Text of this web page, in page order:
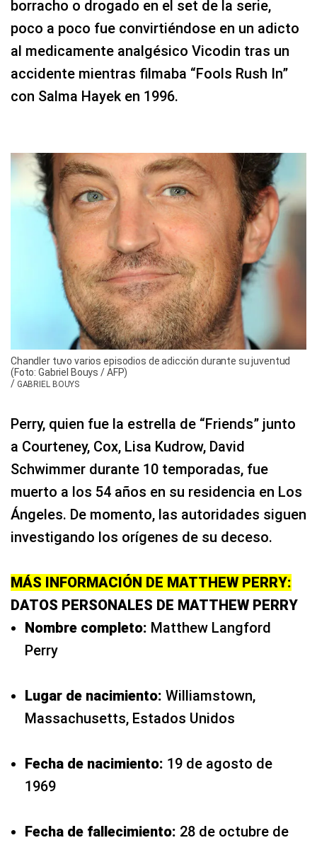
borracho o drogado en el set de la serie,
poco a poco fue convirtiéndose en un adicto
al medicamente analgésico Vicodin tras un
accidente mientras filmaba “Fools Rush In”
con Salma Hayek en 1996.
Chandler tuvo varios episodios de adicción durante su juventud
(Foto: Gabriel Bouys / AFP)
/ GABRIEL BOUYS
Perry, quien fue la estrella de “Friends” junto
a Courteney, Cox, Lisa Kudrow, David
Schwimmer durante 10 temporadas, fue
muerto a los 54 años en su residencia en Los
Ángeles. De momento, las autoridades siguen
investigando los orígenes de su deceso.
MÁS INFORMACIÓN DE MATTHEW PERRY:
DATOS PERSONALES DE MATTHEW PERRY
Nombre completo: Matthew Langford
Perry
Lugar de nacimiento: Williamstown,
Massachusetts, Estados Unidos
Fecha de nacimiento: 19 de agosto de
1969
Fecha de fallecimiento: 28 de octubre de